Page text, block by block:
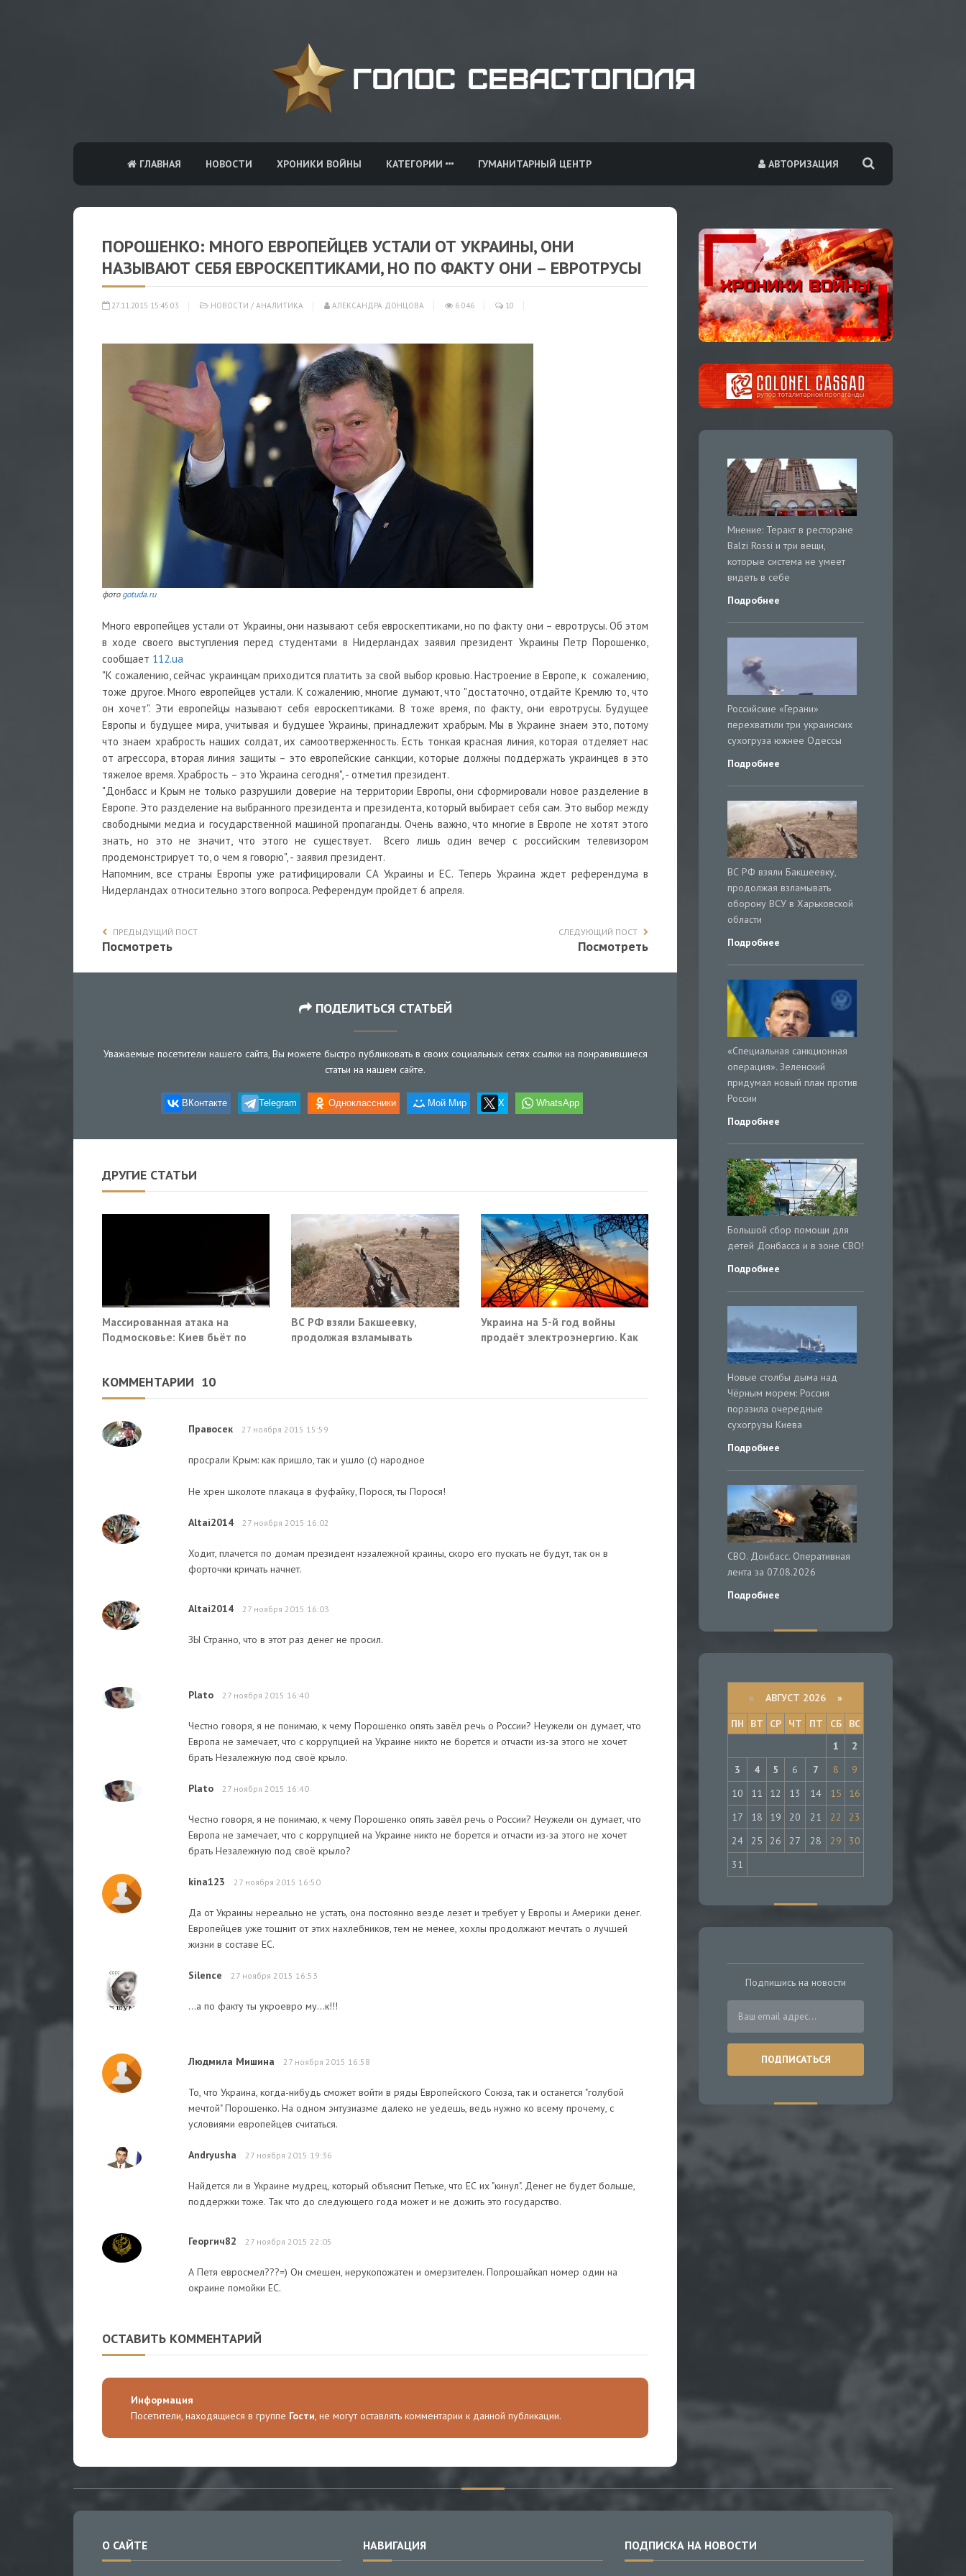
АВТОРИЗАЦИЯ
ГЛАВНАЯ НОВОСТИ ХРОНИКИ ВОЙНЫ КАТЕГОРИИ ГУМАНИТАРНЫЙ ЦЕНТР
ПОРОШЕНКО: МНОГО ЕВРОПЕЙЦЕВ УСТАЛИ ОТ УКРАИНЫ, ОНИ
НАЗЫВАЮТ СЕБЯ ЕВРОСКЕПТИКАМИ, НО ПО ФАКТУ ОНИ – ЕВРОТРУСЫ
27.11.2015 15:45:03 НОВОСТИ / АНАЛИТИКА АЛЕКСАНДРА ДОНЦОВА 6 046 10
фото gotuda.ru
Много европейцев устали от Украины, они называют себя евроскептиками, но по факту они – евротрусы. Об этом
в ходе своего выступления перед студентами в Нидерландах заявил президент Украины Петр Порошенко,
сообщает 112.ua
"К сожалению, сейчас украинцам приходится платить за свой выбор кровью. Настроение в Европе, к сожалению,
тоже другое. Много европейцев устали. К сожалению, многие думают, что "достаточно, отдайте Кремлю то, что
он хочет". Эти европейцы называют себя евроскептиками. В тоже время, по факту, они евротрусы. Будущее
Европы и будущее мира, учитывая и будущее Украины, принадлежит храбрым. Мы в Украине знаем это, потому
что знаем храбрость наших солдат, их самоотверженность. Есть тонкая красная линия, которая отделяет нас
от агрессора, вторая линия защиты – это европейские санкции, которые должны поддержать украинцев в это
тяжелое время. Храбрость – это Украина сегодня", - отметил президент.
"Донбасс и Крым не только разрушили доверие на территории Европы, они сформировали новое разделение в
Европе. Это разделение на выбранного президента и президента, который выбирает себя сам. Это выбор между
свободными медиа и государственной машиной пропаганды. Очень важно, что многие в Европе не хотят этого
знать, но это не значит, что этого не существует. Всего лишь один вечер с российским телевизором
продемонстрирует то, о чем я говорю", - заявил президент.
Напомним, все страны Европы уже ратифицировали СА Украины и ЕС. Теперь Украина ждет референдума в
Нидерландах относительно этого вопроса. Референдум пройдет 6 апреля.
ПРЕДЫДУЩИЙ ПОСТ
Посмотреть
СЛЕДУЮЩИЙ ПОСТ
Посмотреть
ПОДЕЛИТЬСЯ СТАТЬЕЙ
Уважаемые посетители нашего сайта, Вы можете быстро публиковать в своих социальных сетях ссылки на понравившиеся
статьи на нашем сайте.
ВКонтакте Telegram Одноклассники Мой Мир X WhatsApp
ДРУГИЕ СТАТЬИ
Массированная атака на
Подмосковье: Киев бьёт по
ВС РФ взяли Бакшеевку,
продолжая взламывать
Украина на 5-й год войны
продаёт электроэнергию. Как
КОММЕНТАРИИ 10
Правосек 27 ноября 2015 15:59
просрали Крым: как пришло, так и ушло (с) народное
Не хрен школоте плакаца в фуфайку, Порося, ты Порося!
Altai2014 27 ноября 2015 16:02
Ходит, плачется по домам президент нэзалежной краины, скоро его пускать не будут, так он в
форточки кричать начнет.
Altai2014 27 ноября 2015 16:03
ЗЫ Странно, что в этот раз денег не просил.
Plato 27 ноября 2015 16:40
Честно говоря, я не понимаю, к чему Порошенко опять завёл речь о России? Неужели он думает, что
Европа не замечает, что с коррупцией на Украине никто не борется и отчасти из-за этого не хочет
брать Незалежную под своё крыло.
Plato 27 ноября 2015 16:40
Честно говоря, я не понимаю, к чему Порошенко опять завёл речь о России? Неужели он думает, что
Европа не замечает, что с коррупцией на Украине никто не борется и отчасти из-за этого не хочет
брать Незалежную под своё крыло?
kina123 27 ноября 2015 16:50
Да от Украины нереально не устать, она постоянно везде лезет и требует у Европы и Америки денег.
Европейцев уже тошнит от этих нахлебников, тем не менее, хохлы продолжают мечтать о лучшей
жизни в составе ЕС.
Silence 27 ноября 2015 16:53
...а по факту ты укроевро му...к!!!
Людмила Мишина 27 ноября 2015 16:58
То, что Украина, когда-нибудь сможет войти в ряды Европейского Союза, так и останется "голубой
мечтой" Порошенко. На одном энтузиазме далеко не уедешь, ведь нужно ко всему прочему, с
условиями европейцев считаться.
Andryusha 27 ноября 2015 19:36
Найдется ли в Украине мудрец, который объяснит Петьке, что ЕС их "кинул". Денег не будет больше,
поддержки тоже. Так что до следующего года может и не дожить это государство.
Георгич82 27 ноября 2015 22:05
А Петя евросмел???=) Он смешен, нерукопожатен и омерзителен. Попрошайкап номер один на
окраине помойки ЕС.
ОСТАВИТЬ КОММЕНТАРИЙ
Информация
Посетители, находящиеся в группе Гости, не могут оставлять комментарии к данной публикации.
Мнение: Теракт в ресторане
Balzi Rossi и три вещи,
которые система не умеет
видеть в себе
Подробнее
Российские «Герани»
перехватили три украинских
сухогруза южнее Одессы
Подробнее
ВС РФ взяли Бакшеевку,
продолжая взламывать
оборону ВСУ в Харьковской
области
Подробнее
«Специальная санкционная
операция». Зеленский
придумал новый план против
России
Подробнее
Большой сбор помощи для
детей Донбасса и в зоне СВО!
Подробнее
Новые столбы дыма над
Чёрным морем: Россия
поразила очередные
сухогрузы Киева
Подробнее
СВО. Донбасс. Оперативная
лента за 07.08.2026
Подробнее
« АВГУСТ 2026 »
ПН
ВТ СР ЧТ ПТ СБ
ВС
1
2
3
4 5 6 7 8
9
10
11 12 13 14 15
16
17
18 19 20 21 22
23
24
25 26 27 28 29
30
31
Подпишись на новости
О САЙТЕ НАВИГАЦИЯ ПОДПИСКА НА НОВОСТИ